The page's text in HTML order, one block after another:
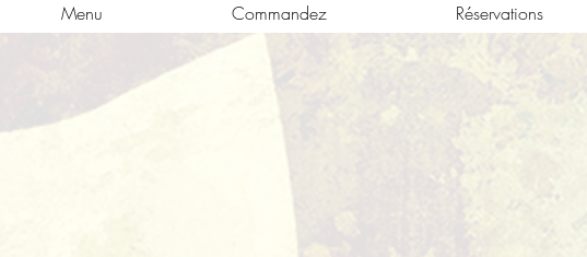
Menu Commandez Réservations